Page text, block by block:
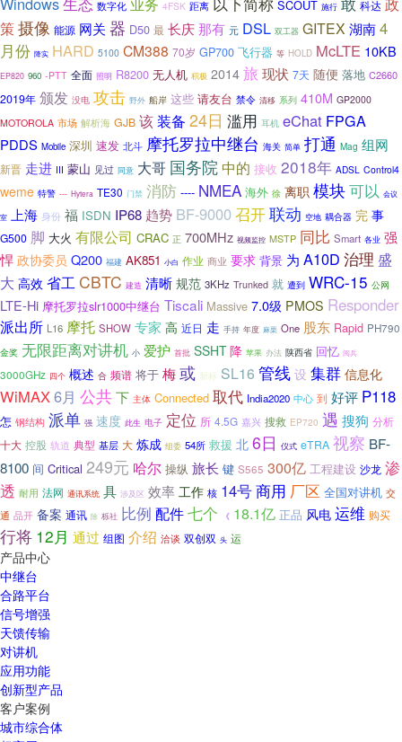
数字化 4FSK 距离 SCOUT 施行 科达
策摄像 能源 网关 器 D50 最 长庆那有 元 DSL 双工器 GITEX 湖南4
月份 降实 HARD 5100 CM388 70岁 GP700 飞行器 等 HOLD McLTE 10KB
EP820 960 -PTT 全面 照明 R8200 无人机 积极 2014 旅 现状 7天 随便 落地 C2660
2019年 颁发 没电 攻击 野外 船岸 这些 请友台 禁令 清移 系列 410M GP2000
MOTOROLA 市场 解析海 GJB 该装备 24日 滥用 耳机 eChat FPGA
PDDS Mobile 深圳 速发 北斗 摩托罗拉中继台 海关 简单 打通 Mag 组网
新晋 走进 III 蒙山 见过 同意 大哥 国务院 中的 接收 2018年 ADSL Control4
weme 特警 --- Hytera TE30 门禁 消防 ---- NMEA 海外 徐 离职 模块可以 会议
室 上海 身份 福 ISDN IP68 趋势 BF-9000 召开联动 空地 耦合器 完 事
G500 脚 大火 有限公司 CRAC 正 700MHz 视频监控 MSTP 同比 Smart 各业 强
悍 政协委员 Q200 福建 AK851 小白 作业 商业 要求 背景 为 A10D 治理 盛
大 高效 省工 CBTC 建造 清晰 规范 3KHz Trunked 就 遭到 WRC-15 公网
LTE-Hi 摩托罗拉slr1000中继台 Tiscali Massive 7.0级 PMOS Responder
派出所 L16 摩托 SHOW 专家 高 近日 走 手持 年度 麻栗 One 股东 Rapid PH790
金奖 无限距离对讲机 小 爱护 首批 SSHT 降 苹果 办法 陕西省 回忆 阅兵
3000GHz 四个 概述 合 频谱 将于 梅或 新标 SL16 管线 设 集群 信息化
WiMAX6月 公共下 主体 Connected 取代 India2020 中心 到 好评 P118
怎 钢结构 派单 强 速度 此生 电子 定位 所 4.5G 嘉兴 搜救 EP720 遇 搜狗 分析
十大 控股 轨道 典型 基层 大 炼成 组委 54所 救援 北 6日 仪式 eTRA 视察 BF-
8100 间 Critical 249元 哈尔 操纵 旅长 键 S565 300亿 工程建设 沙龙 渗
透 耐用 法网 通讯系统 具 涉及区 效率 工作 核 14号商用 厂区 全国对讲机 交
通 品开 备案 通讯 除 栎社 比例 配件七个 《 18.1亿 正品 风电 运维 购买
行将 12月 通过 组图 介绍 洽谈 双创双 头 运
产品中心
中继台
合路平台
信号增强
天馈传输
对讲机
应用功能
创新型产品
客户案例
城市综合体